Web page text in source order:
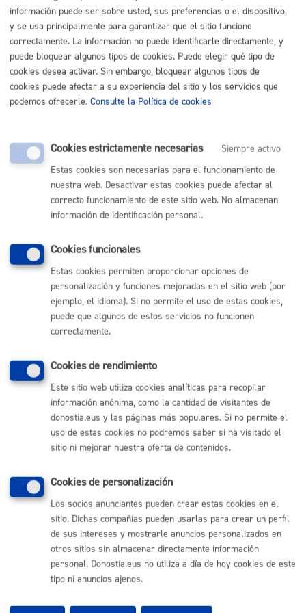
Listado completo de Trámites
Necesito apoyo social
Registro general: presentar alegaciones o recursos en un
expediente
* Online con certificado electrónico
PRESENCIAL
TELÉFONO
MÁQUINA
Comunícate con el Ayuntamiento de Donostia / San
Sebastián
(gratuito desde Donostia / San Sebastián)
Buzón de la ciudadanía
Informar de un error en la web
Enlaces útiles
Ofertas de empleo
Mapas - GeoDonostia
Sala de prensa
Mapa web
Otras páginas web corporativas
Donostia Kirola
Donostia Turismo
información puede ser sobre usted, sus preferencias o el dispositivo,
y se usa principalmente para garantizar que el sitio funcione
correctamente. La información no puede identificarle directamente, y
puede bloquear algunos tipos de cookies. Puede elegir qué tipo de
cookies desea activar. Sin embargo, bloquear algunos tipos de
cookies puede afectar a su experiencia del sitio y los servicios que
podemos ofrecerle. Consulte la Política de cookies
Cookies estrictamente necesarias
Siempre activo
Estas cookies son necesarias para el funcionamiento de
nuestra web. Desactivar estas cookies puede afectar al
correcto funcionamiento de este sitio web. No almacenan
información de identificación personal.
Cookies funcionales
Estas cookies permiten proporcionar opciones de
personalización y funciones mejoradas en el sitio web (por
ejemplo, el idioma). Si no permite el uso de estas cookies,
puede que algunos de estos servicios no funcionen
correctamente.
Cookies de rendimiento
Este sitio web utiliza cookies analíticas para recopilar
información anónima, como la cantidad de visitantes de
donostia.eus y las páginas más populares. Si no permite el
uso de estas cookies no podremos saber si ha visitado el
sitio ni mejorar nuestra oferta de contenidos.
Cookies de personalización
Los socios anunciantes pueden crear estas cookies en el
sitio. Dichas compañías pueden usarlas para crear un perfil
de sus intereses y mostrarle anuncios personalizados en
otros sitios sin almacenar directamente información
personal. Donostia.eus no utiliza a día de hoy cookies de este
tipo ni anuncios ajenos.